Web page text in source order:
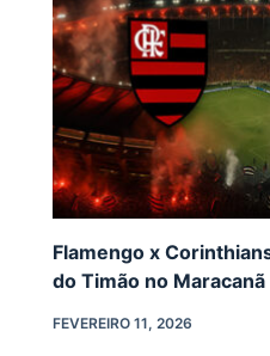
Flamengo x
do Timão no Maracanã
FEVEREIRO 11, 2026